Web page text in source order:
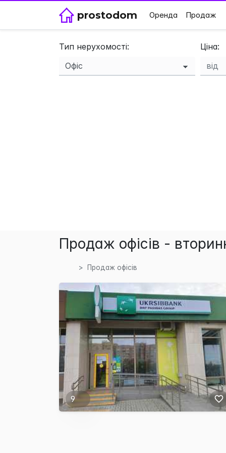
prostodom Оренда Продаж
Тип нерухомості: Ціна:
Продаж офісів -
Продаж офісів
9